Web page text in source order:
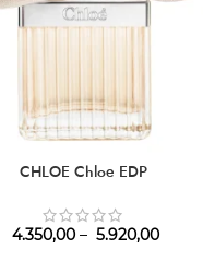
CHLOE Chloe EDP
4.350,00 – 5.920,00